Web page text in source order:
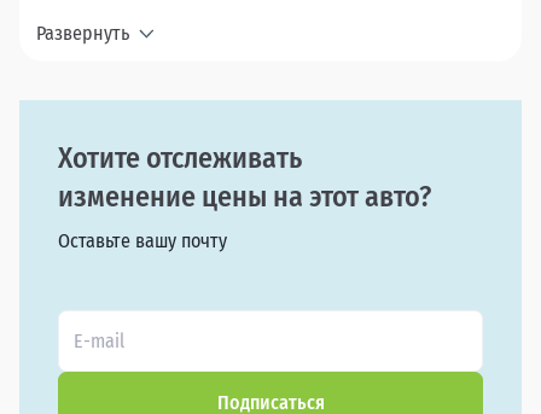
Развернуть
Хотите отслеживать
изменение цены на этот авто?
Оставьте вашу почту
Подписаться